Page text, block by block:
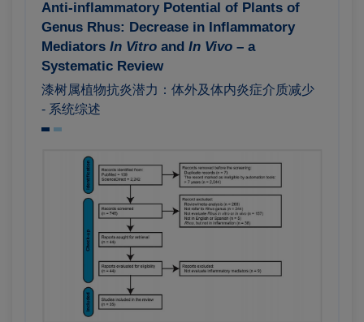
Anti-inflammatory Potential of Plants of
Genus Rhus: Decrease in Inflammatory
Mediators In Vitro and In Vivo – a
Systematic Review
漆树属植物抗炎潜力：体外及体内炎症介质减少
- 系统综述